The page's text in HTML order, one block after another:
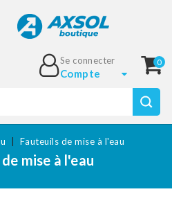
0
Se connecter
Compte
mise à l'eau
Fauteuils de mise à l'eau